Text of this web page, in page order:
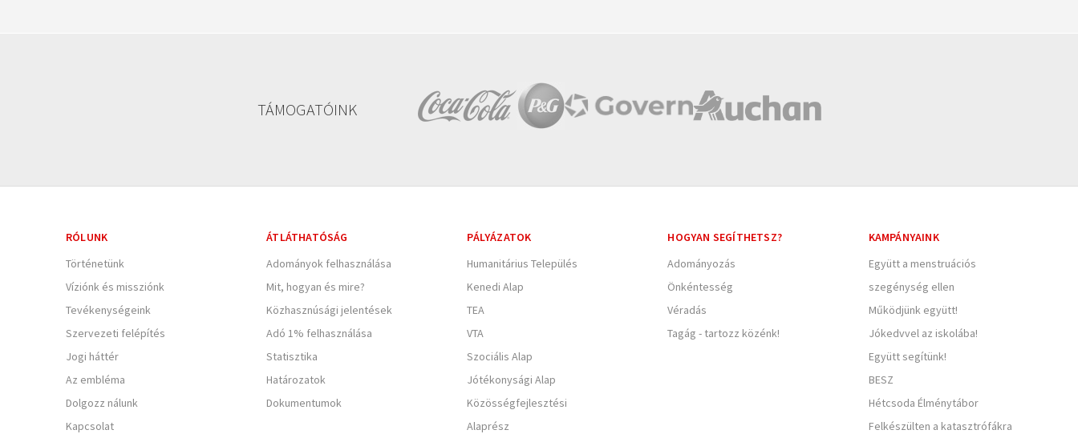
TÁMOGATÓINK
RÓLUNK
Történetünk
Víziónk és missziónk
Tevékenységeink
Szervezeti felépítés
Jogi háttér
Az embléma
Dolgozz nálunk
Kapcsolat
ÁTLÁTHATÓSÁG
Adományok felhasználása
Mit, hogyan és mire?
Közhasznúsági jelentések
Adó 1% felhasználása
Statisztika
Határozatok
Dokumentumok
PÁLYÁZATOK
Humanitárius Település
Kenedi Alap
TEA
VTA
Szociális Alap
Jótékonysági Alap
Közösségfejlesztési
Alaprész
HOGYAN SEGÍTHETSZ?
Adományozás
Önkéntesség
Véradás
Tagág - tartozz közénk!
KAMPÁNYAINK
Együtt a menstruációs
szegénység ellen
Működjünk együtt!
Jókedvvel az iskolába!
Együtt segítünk!
BESZ
Hétcsoda Élménytábor
Felkészülten a katasztrófákra